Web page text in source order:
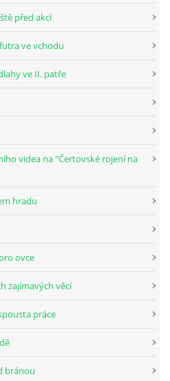
před akcí
ve vchodu
ve II. patře
videa na "Čertovské rojení na
hradu
ovce
zajímavých věcí
práce
bránou